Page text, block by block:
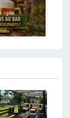
ligne)